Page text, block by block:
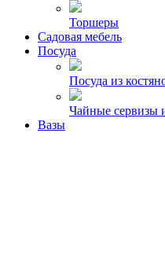
Торшеры
Садовая мебель
Посуда
Посуда из
Чайные сервизы
Вазы